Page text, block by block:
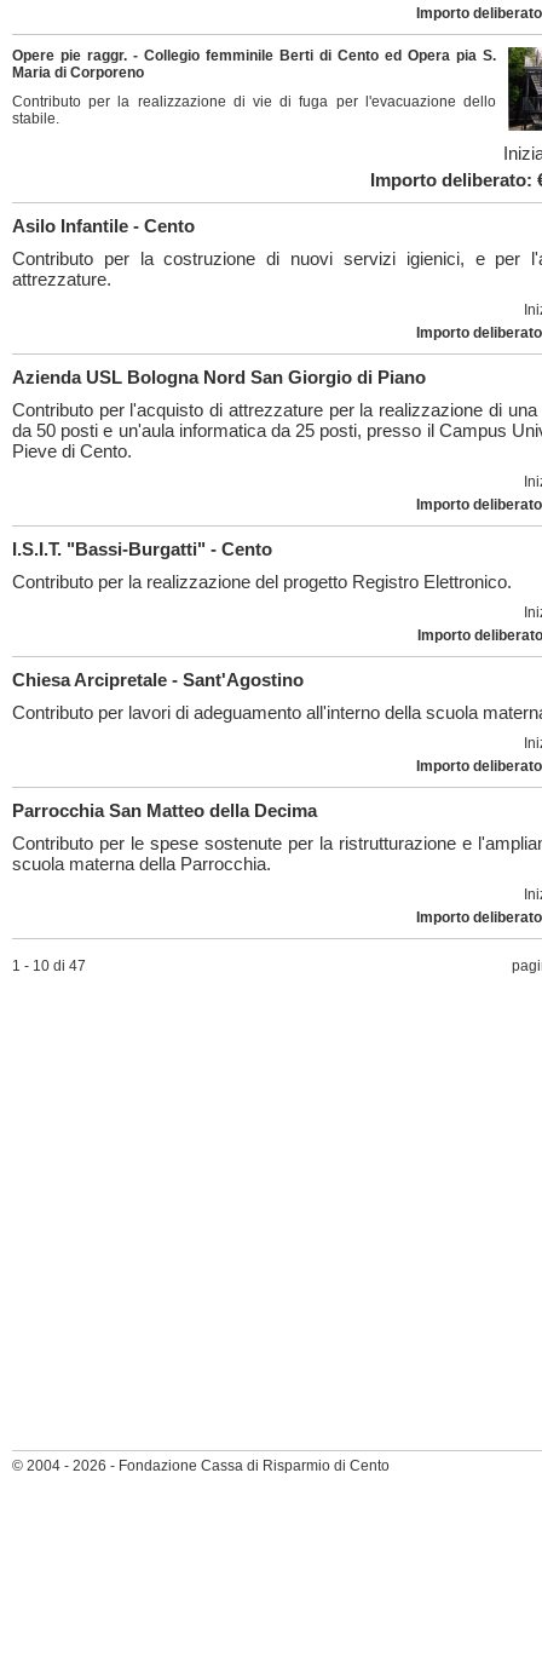
Importo
Opere pie raggr. - Collegio femminile Berti di Cento ed Opera pia S.
Maria di Corporeno
Contributo per la realizzazione di vie di fuga per l'evacuazione dello
stabile.
Importo deliberato:
Asilo Infantile - Cento
Contributo per la costruzione di nuovi servizi igienici, e per
attrezzature.
Importo
Azienda USL Bologna Nord San Giorgio di Piano
Contributo per l'acquisto di attrezzature per la realizzazione di una
da 50 posti e un'aula informatica da 25 posti, presso il Campus
Pieve di Cento.
Importo
I.S.I.T. "Bassi-Burgatti" - Cento
Contributo per la realizzazione del progetto Registro Elettronico.
Importo
Chiesa Arcipretale - Sant'Agostino
Contributo per lavori di adeguamento all'interno della scuola
Importo
Parrocchia San Matteo della Decima
Contributo per le spese sostenute per la ristrutturazione e
scuola materna della Parrocchia.
Importo
1 - 10 di 47
© 2004 - 2026 - Fondazione Cassa di Risparmio di Cento